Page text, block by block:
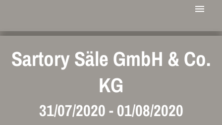
Sartory Säle GmbH & Co.
KG
31/07/2020- 01/08/2020